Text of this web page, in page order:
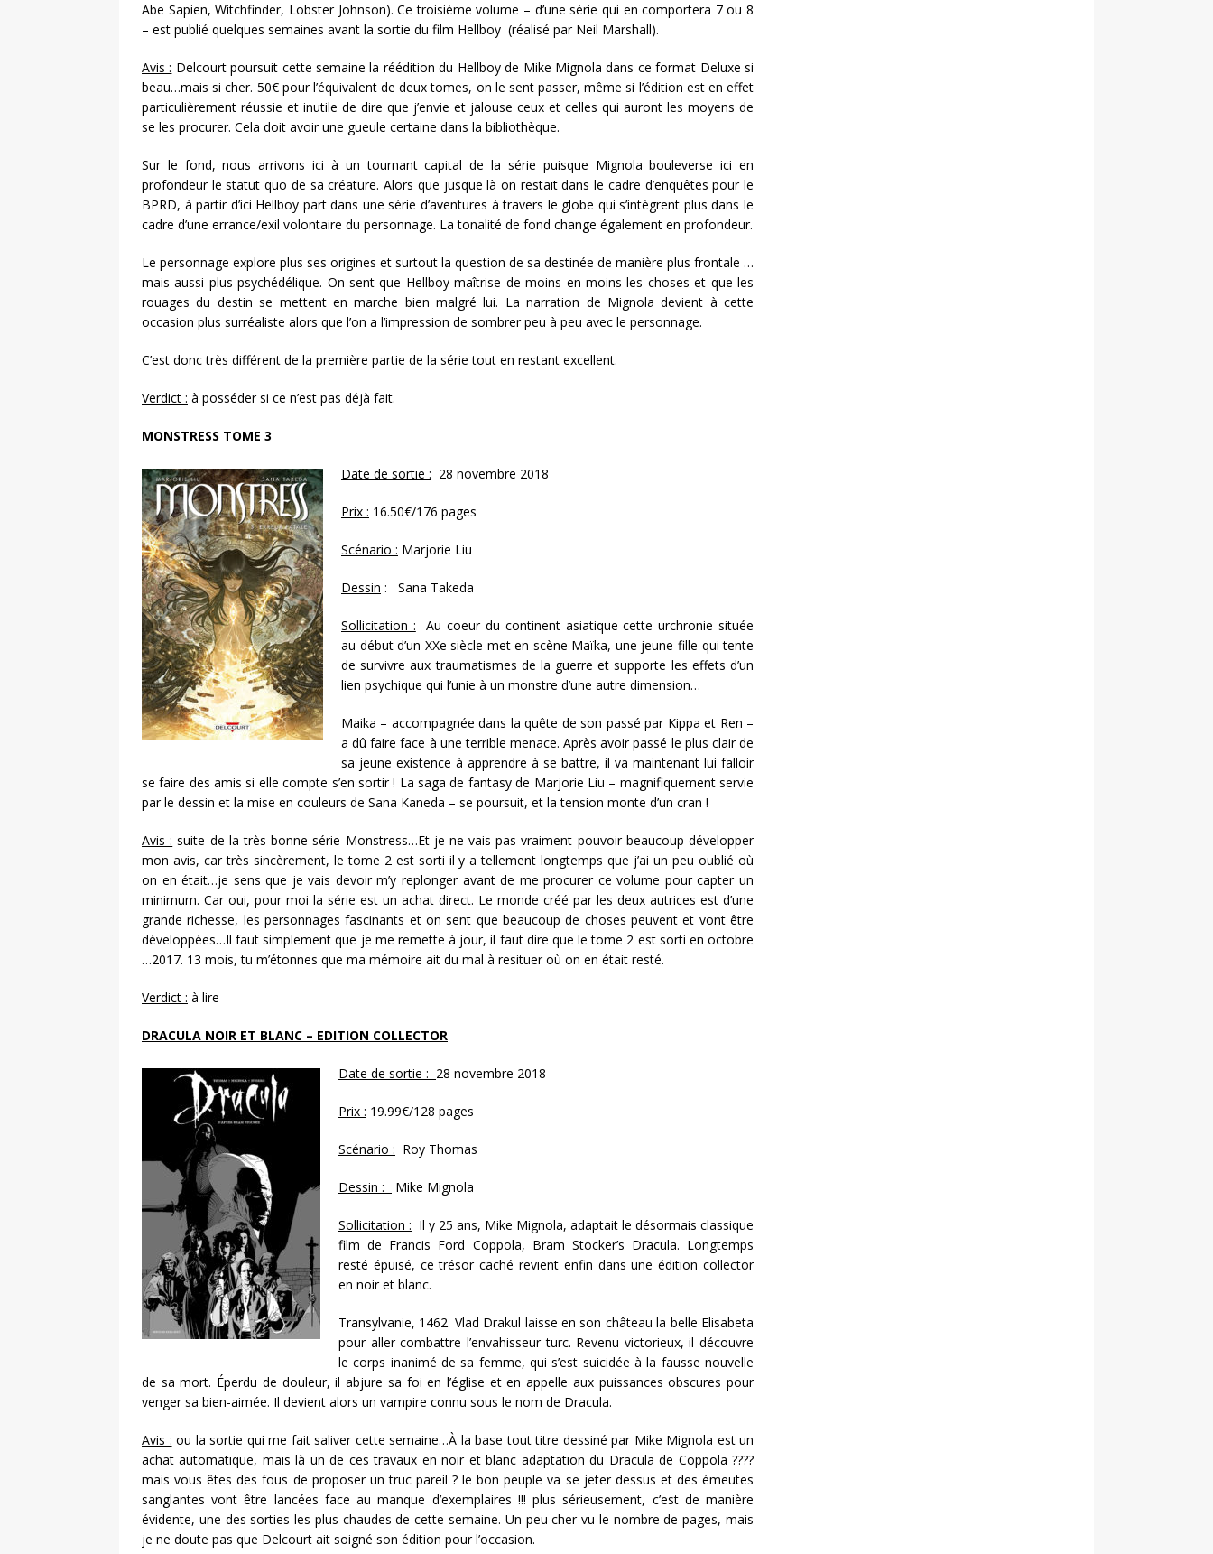
Abe Sapien, Witchfinder, Lobster Johnson). Ce troisième volume – d’une série qui en comportera 7 ou 8
– est publié quelques semaines avant la sortie du film Hellboy (réalisé par Neil Marshall).
Avis : Delcourt poursuit cette semaine la réédition du Hellboy de Mike Mignola dans ce format Deluxe si
beau…mais si cher. 50€ pour l’équivalent de deux tomes, on le sent passer, même si l’édition est en effet
particulièrement réussie et inutile de dire que j’envie et jalouse ceux et celles qui auront les moyens de
se les procurer. Cela doit avoir une gueule certaine dans la bibliothèque.
Sur le fond, nous arrivons ici à un tournant capital de la série puisque Mignola bouleverse ici en
profondeur le statut quo de sa créature. Alors que jusque là on restait dans le cadre d’enquêtes pour le
BPRD, à partir d’ici Hellboy part dans une série d’aventures à travers le globe qui s’intègrent plus dans le
cadre d’une errance/exil volontaire du personnage. La tonalité de fond change également en profondeur.
Le personnage explore plus ses origines et surtout la question de sa destinée de manière plus frontale …
mais aussi plus psychédélique. On sent que Hellboy maîtrise de moins en moins les choses et que les
rouages du destin se mettent en marche bien malgré lui. La narration de Mignola devient à cette
occasion plus surréaliste alors que l’on a l’impression de sombrer peu à peu avec le personnage.
C’est donc très différent de la première partie de la série tout en restant excellent.
Verdict : à posséder si ce n’est pas déjà fait.
MONSTRESS TOME 3
Date de sortie : 28 novembre 2018
Prix : 16.50€/176 pages
Scénario : Marjorie Liu
Dessin : Sana Takeda
Sollicitation : Au coeur du continent asiatique cette urchronie située
au début d’un XXe siècle met en scène Maïka, une jeune fille qui tente
de survivre aux traumatismes de la guerre et supporte les effets d’un
lien psychique qui l’unie à un monstre d’une autre dimension…
Maika – accompagnée dans la quête de son passé par Kippa et Ren –
a dû faire face à une terrible menace. Après avoir passé le plus clair de
sa jeune existence à apprendre à se battre, il va maintenant lui falloir
se faire des amis si elle compte s’en sortir ! La saga de fantasy de Marjorie Liu – magnifiquement servie
par le dessin et la mise en couleurs de Sana Kaneda – se poursuit, et la tension monte d’un cran !
Avis : suite de la très bonne série Monstress…Et je ne vais pas vraiment pouvoir beaucoup développer
mon avis, car très sincèrement, le tome 2 est sorti il y a tellement longtemps que j’ai un peu oublié où
on en était…je sens que je vais devoir m’y replonger avant de me procurer ce volume pour capter un
minimum. Car oui, pour moi la série est un achat direct. Le monde créé par les deux autrices est d’une
grande richesse, les personnages fascinants et on sent que beaucoup de choses peuvent et vont être
développées…Il faut simplement que je me remette à jour, il faut dire que le tome 2 est sorti en octobre
…2017. 13 mois, tu m’étonnes que ma mémoire ait du mal à resituer où on en était resté.
Verdict : à lire
DRACULA NOIR ET BLANC – EDITION COLLECTOR
Date de sortie : 28 novembre 2018
Prix : 19.99€/128 pages
Scénario : Roy Thomas
Dessin : Mike Mignola
Sollicitation : Il y 25 ans, Mike Mignola, adaptait le désormais classique
film de Francis Ford Coppola, Bram Stocker’s Dracula. Longtemps
resté épuisé, ce trésor caché revient enfin dans une édition collector
en noir et blanc.
Transylvanie, 1462. Vlad Drakul laisse en son château la belle Elisabeta
pour aller combattre l’envahisseur turc. Revenu victorieux, il découvre
le corps inanimé de sa femme, qui s’est suicidée à la fausse nouvelle
de sa mort. Éperdu de douleur, il abjure sa foi en l’église et en appelle aux puissances obscures pour
venger sa bien-aimée. Il devient alors un vampire connu sous le nom de Dracula.
Avis : ou la sortie qui me fait saliver cette semaine…À la base tout titre dessiné par Mike Mignola est un
achat automatique, mais là un de ces travaux en noir et blanc adaptation du Dracula de Coppola ????
mais vous êtes des fous de proposer un truc pareil ? le bon peuple va se jeter dessus et des émeutes
sanglantes vont être lancées face au manque d’exemplaires !!! plus sérieusement, c’est de manière
évidente, une des sorties les plus chaudes de cette semaine. Un peu cher vu le nombre de pages, mais
je ne doute pas que Delcourt ait soigné son édition pour l’occasion.